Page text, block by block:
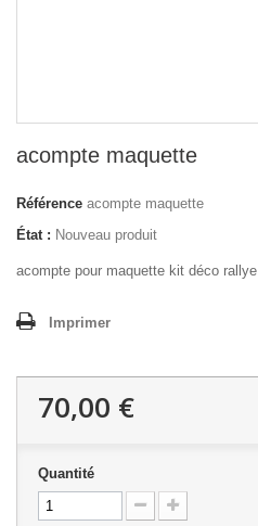
acompte maquette
Référence acompte maquette
État : Nouveau produit
acompte pour maquette kit déco rallye
Imprimer
70,00 €
Quantité